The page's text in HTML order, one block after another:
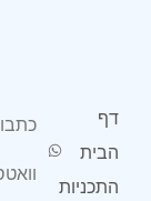
דף
הבית
התכניות
כתבו